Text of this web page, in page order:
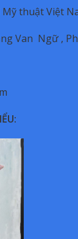
thuật Việt
Van Ngữ ,